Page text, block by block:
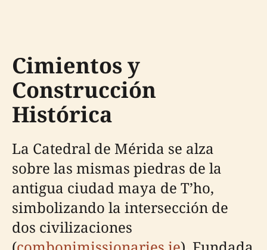
Cimientos y
Construcción
Histórica
La Catedral de Mérida se alza
sobre las mismas piedras de la
antigua ciudad maya de T’ho,
simbolizando la intersección de
dos civilizaciones